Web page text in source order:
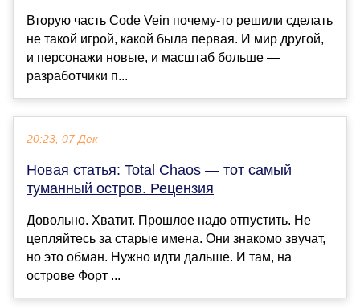
Вторую часть Code Vein почему-то решили сделать
не такой игрой, какой была первая. И мир другой,
и персонажи новые, и масштаб больше —
разработчики п...
20:23, 07 Дек
Новая статья: Total Chaos — тот самый
туманный остров. Рецензия
Довольно. Хватит. Прошлое надо отпустить. Не
цепляйтесь за старые имена. Они знакомо звучат,
но это обман. Нужно идти дальше. И там, на
острове Форт ...